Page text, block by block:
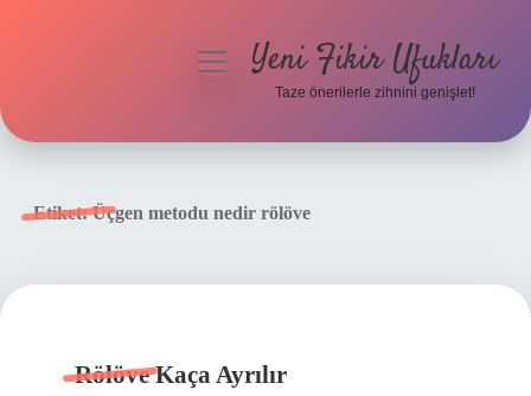
menüyüYeni Fikir Ufukları
Taze önerilerle zihnini genişlet!
Etiket:Üçgen metodu nedir rölöve
Rölöve Kaça Ayrılır